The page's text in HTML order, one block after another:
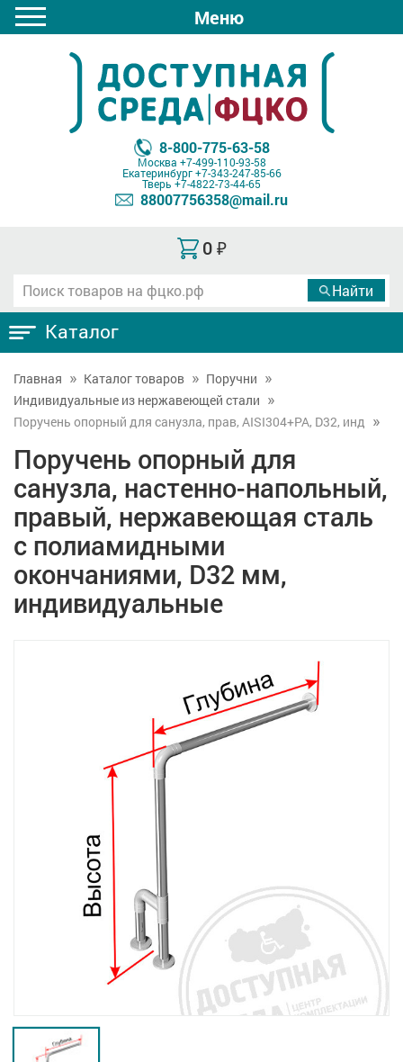
Меню
8-800-775-63-58
Москва +7-499-110-93-58
Екатеринбург+7-343-247-85-66
Тверь +7-4822-73-44-65
88007756358@mail.ru
0 ₽
Каталог
Главная Каталог товаров
Поручни
Индивидуальные из нержавеющей стали
Поручень опорный для санузла, прав, AISI304+PA, D32, инд
Поручень опорный для
санузла, настенно-напольный,
правый, нержавеющая сталь
с полиамидными
окончаниями, D32 мм,
индивидуальные